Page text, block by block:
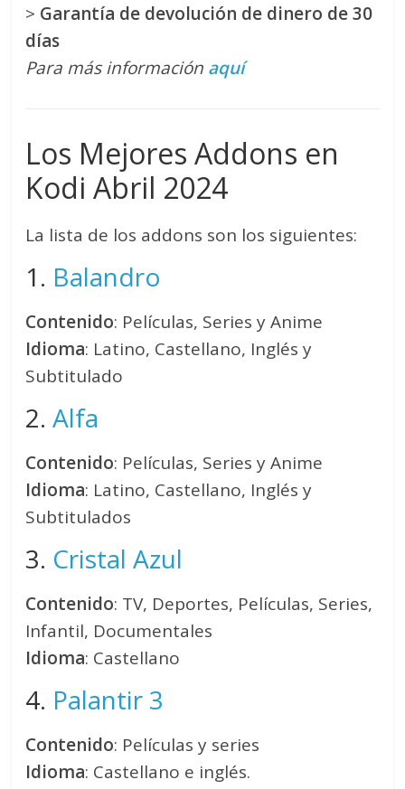
> Garantía de devolución de dinero de 30
días
Para más información aquí
Los Mejores Addons en
Kodi Abril 2024
La lista de los addons son los siguientes:
1. Balandro
Contenido: Películas, Series y Anime
Idioma: Latino, Castellano, Inglés y
Subtitulado
2.Alfa
Contenido: Películas, Series y Anime
Idioma: Latino, Castellano, Inglés y
Subtitulados
3. Cristal Azul
Contenido: TV, Deportes, Películas, Series,
Infantil, Documentales
Idioma: Castellano
4. Palantir 3
Contenido: Películas y series
Idioma: Castellano e inglés.